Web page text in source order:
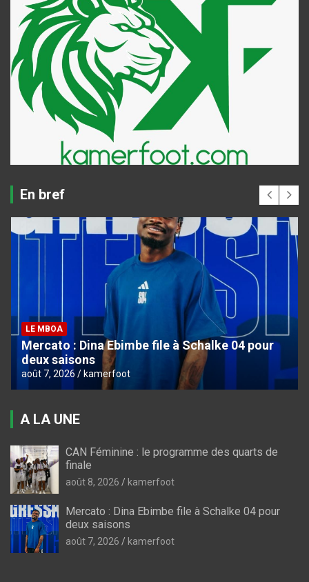
En bref
LE MBOA
Mercato : Dina Ebimbe file à Schalke 04 pour
deux saisons
août 7, 2026 kamerfoot
A LA UNE
CAN Féminine : le programme des quarts de
finale
août 8, 2026 kamerfoot
Mercato : Dina Ebimbe file à Schalke 04 pour
deux saisons
août 7, 2026 kamerfoot